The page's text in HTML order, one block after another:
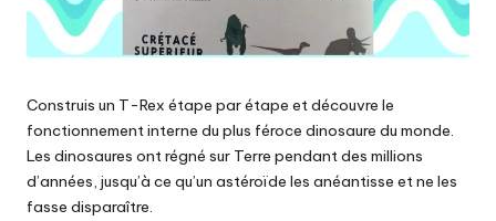
Construis un T-Rex étape par étape et découvre le
fonctionnement interne du plus féroce dinosaure du monde.
Les dinosaures ont régné sur Terre pendant des millions
d’années, jusqu’à ce qu’un astéroïde les anéantisse et ne les
fasse disparaître.